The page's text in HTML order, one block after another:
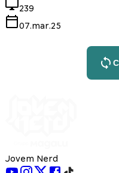
239
07.mar.25
Jovem Nerd